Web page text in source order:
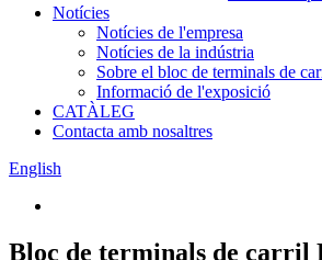
Notícies
Notícies de l'empresa
Notícies de la indústria
Sobre el bloc de terminals de
Informació de l'exposició
CATÀLEG
Contacta amb nosaltres
English
Bloc de terminals de carril